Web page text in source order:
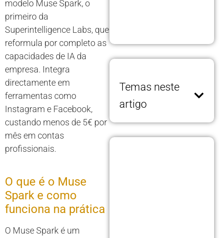
modelo Muse Spark, o
primeiro da
Superintelligence Labs, que
reformula por completo as
capacidades de IA da
empresa. Integra
directamente em
ferramentas como
Instagram e Facebook,
custando menos de 5€ por
mês em contas
profissionais.
O que é o Muse
Spark e como
funciona na prática
O Muse Spark é um
Temas neste
artigo